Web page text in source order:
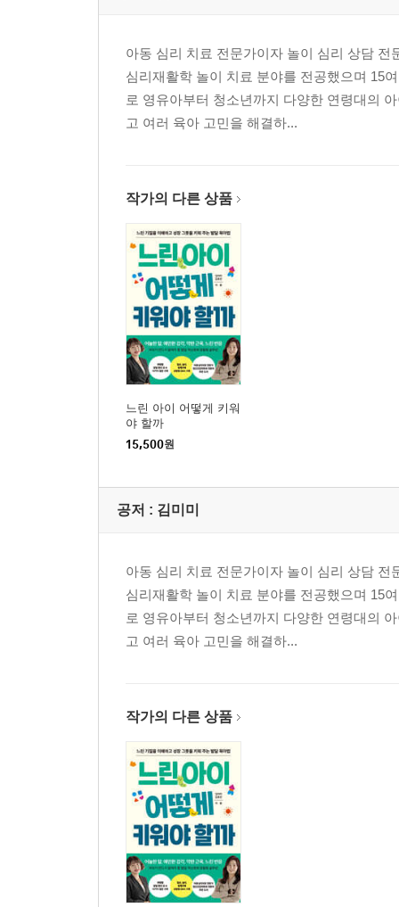
아동 심리 치료 전문가이자 놀이 심리 상담
심리재활학 놀이 치료 분야를 전공했으며 15
로 영유아부터 청소년까지 다양한 연령대의
고 여러 육아 고민을 해결하...
작가의 다른 상품
느린 아이 어떻게 키워
야 할까
15,500원
공저 : 김미미
아동 심리 치료 전문가이자 놀이 심리 상담
심리재활학 놀이 치료 분야를 전공했으며 15
로 영유아부터 청소년까지 다양한 연령대의
고 여러 육아 고민을 해결하...
작가의 다른 상품